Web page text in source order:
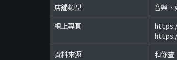
店舖類型
音樂、
網上專頁
資料來源
和你查